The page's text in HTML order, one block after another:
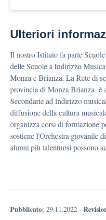
Ulteriori
Il nostro Istituto fa parte
delle Scuole a Indirizzo
Monza e Brianza. La Rete di
provincia di Monza Brianza è
Secondarie ad Indirizzo
diffusione della cultura
organizza corsi di formazione
sostiene l'Orchestra giovanile
alunni più talentuosi possono
Pubblicato: 29.11.2022 -